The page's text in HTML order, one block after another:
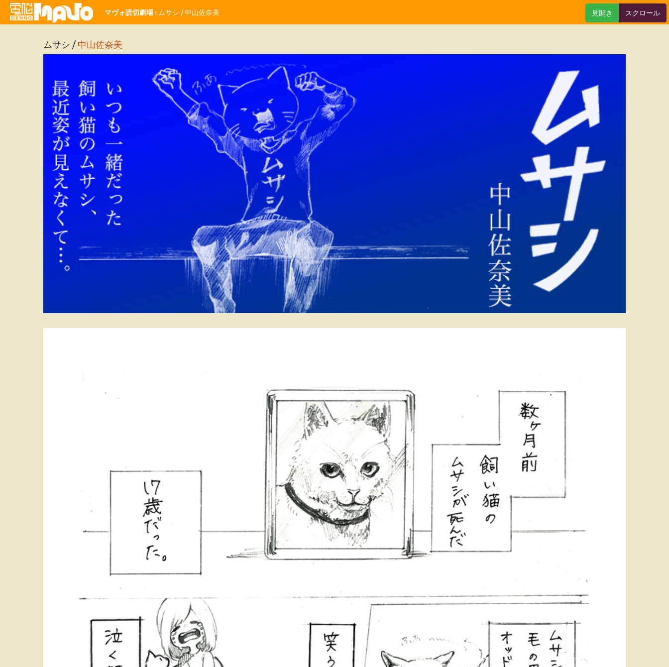
マヴォ読切劇場› ムサシ /中山佐奈美 見開き スクロール
ムサシ / 中山佐奈美